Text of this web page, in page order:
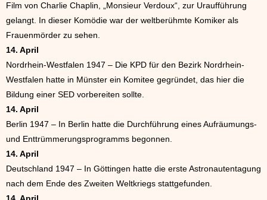
Film von Charlie Chaplin, „Monsieur Verdoux“, zur Uraufführung
gelangt. In dieser Komödie war der weltberühmte Komiker als
Frauenmörder zu sehen.
14. April
Nordrhein-Westfalen 1947 – Die KPD für den Bezirk Nordrhein-
Westfalen hatte in Münster ein Komitee gegründet, das hier die
Bildung einer SED vorbereiten sollte.
14. April
Berlin 1947 – In Berlin hatte die Durchführung eines Aufräumungs-
und Enttrümmerungsprogramms begonnen.
14. April
Deutschland 1947 – In Göttingen hatte die erste Astronautentagung
nach dem Ende des Zweiten Weltkriegs stattgefunden.